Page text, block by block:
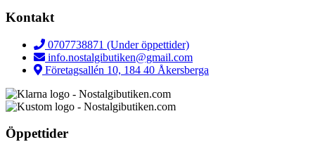
Kontakt
0707738871 (Under öppettider)
info.nostalgibutiken@gmail.com
Företagsallén 10, 184 40 Åkersberga
Öppettider